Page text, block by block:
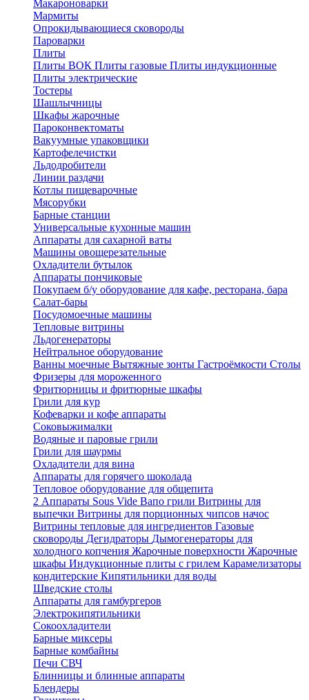
Макароноварки
Мармиты
Опрокидывающиеся сковороды
Пароварки
Плиты
Плиты ВОК Плиты газовые Плиты индукционные
Плиты электричеcкие
Тостеры
Шашлычницы
Шкафы жарочные
Пароконвектоматы
Вакуумные упаковщики
Картофелечистки
Льдодробители
Линии раздачи
Котлы пищеварочные
Мясорубки
Барные станции
Универсальные кухонные машин
Аппараты для сахарной ваты
Машины овощерезательные
Охладители бутылок
Аппараты пончиковые
Покупаем б/у оборудование для кафе, ресторана, бара
Салат-бары
Посудомоечные машины
Тепловые витрины
Льдогенераторы
Нейтральное оборудование
Ванны моечные Вытяжные зонты Гастроёмкости Столы
Фризеры для мороженного
Фритюрницы и фритюрные шкафы
Грили для кур
Кофеварки и кофе аппараты
Соковыжималки
Водяные и паровые грили
Грили для шаурмы
Охладители для вина
Аппараты для горячего шоколада
Тепловое оборудование для общепита
2 Аппараты Sous Vide Вапо грили Витрины для
выпечки Витрины для порционных чипсов начос
Витрины тепловые для ингредиентов Газовые
сковороды Дегидраторы Дымогенераторы для
холодного копчения Жарочные поверхности Жарочные
шкафы Индукционные плиты с грилем Карамелизаторы
кондитерские Кипятильники для воды
Шведские столы
Аппараты для гамбургеров
Электрокипятильники
Сокоохладители
Барные миксеры
Барные комбайны
Печи СВЧ
Блинницы и блинные аппараты
Блендеры